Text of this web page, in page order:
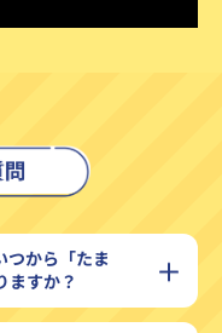
から「たま
ますか？